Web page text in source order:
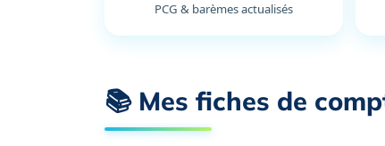
DCG
DSCG
PCG & barèmes actualisés
📚 Mes fiches de